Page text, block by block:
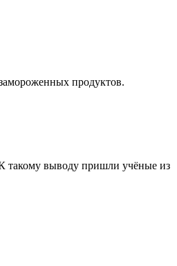
продуктов.
такому выводу пришли учёные из